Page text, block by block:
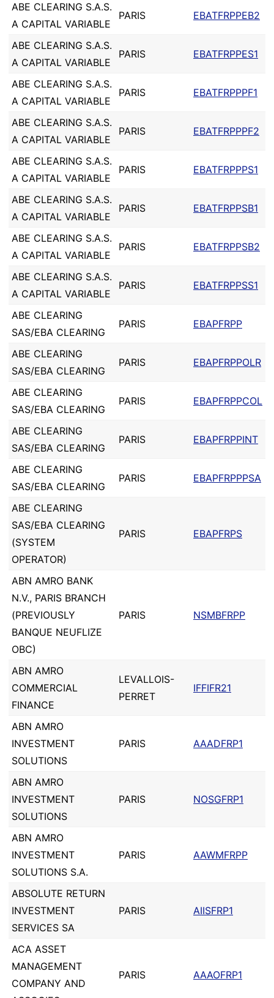
ABE CLEARING S.A.S.
A CAPITAL VARIABLE
PARIS EBATFRPPEB2
ABE CLEARING S.A.S.
A CAPITAL VARIABLE
PARIS EBATFRPPES1
ABE CLEARING S.A.S.
A CAPITAL VARIABLE
PARIS EBATFRPPPF1
ABE CLEARING S.A.S.
A CAPITAL VARIABLE
PARIS EBATFRPPPF2
ABE CLEARING S.A.S.
A CAPITAL VARIABLE
PARIS EBATFRPPPS1
ABE CLEARING S.A.S.
A CAPITAL VARIABLE
PARIS EBATFRPPSB1
ABE CLEARING S.A.S.
A CAPITAL VARIABLE
PARIS EBATFRPPSB2
ABE CLEARING S.A.S.
A CAPITAL VARIABLE
PARIS EBATFRPPSS1
ABE CLEARING
SAS/EBA CLEARING
PARIS EBAPFRPP
ABE CLEARING
SAS/EBA CLEARING
PARIS EBAPFRPPOLR
ABE CLEARING
SAS/EBA CLEARING
PARIS EBAPFRPPCOL
ABE CLEARING
SAS/EBA CLEARING
PARIS EBAPFRPPINT
ABE CLEARING
SAS/EBA CLEARING
PARIS EBAPFRPPPSA
ABE CLEARING
SAS/EBA CLEARING
(SYSTEM
OPERATOR)
PARIS EBAPFRPS
ABN AMRO BANK
N.V., PARIS BRANCH
(PREVIOUSLY
BANQUE NEUFLIZE
OBC)
PARIS NSMBFRPP
ABN AMRO
COMMERCIAL
FINANCE
LEVALLOIS-
PERRET
IFFIFR21
ABN AMRO
INVESTMENT
SOLUTIONS
PARIS AAADFRP1
ABN AMRO
INVESTMENT
SOLUTIONS
PARIS NOSGFRP1
ABN AMRO
INVESTMENT
SOLUTIONS S.A.
PARIS AAWMFRPP
ABSOLUTE RETURN
INVESTMENT
SERVICES SA
PARIS AIISFRP1
ACA ASSET
MANAGEMENT
COMPANY AND
PARIS AAAOFRP1